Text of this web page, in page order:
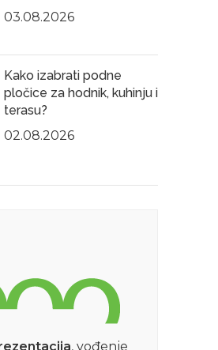
SAJMOVI, FESTIVALI
kapije.
03.08.2026
Kako izabrati podne
pločice za hodnik, kuhinju i
terasu?
02.08.2026
, vođenje